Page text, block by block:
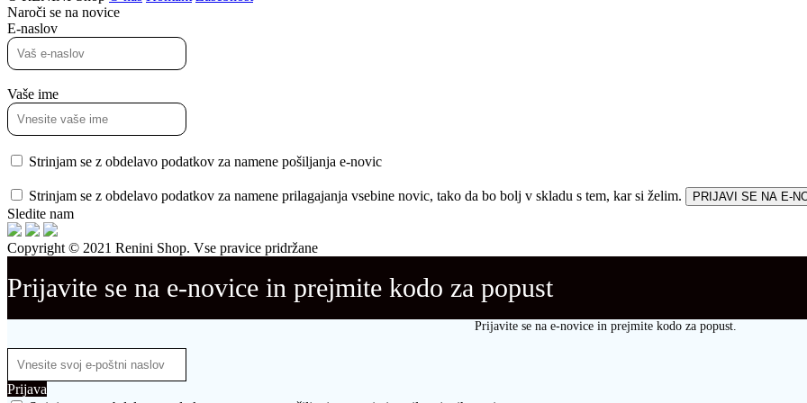
Naroči se na novice
E-naslov
Vaše ime
Strinjam se z obdelavo podatkov za namene pošiljanja e-novic
Strinjam se z obdelavo podatkov za namene prilagajanja vsebine novic, tako da bo bolj v skladu s tem, kar si želim. PRIJAVI SE NA E-
Sledite nam
Copyright © 2021 Renini Shop. Vse pravice pridržane
Prijavite se na e-novice in prejmite kodo za popust
Prijavite se na e-novice in prejmite kodo za popust.
Prijava